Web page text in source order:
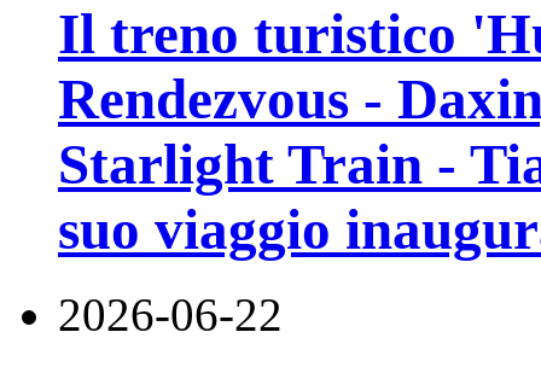
Il treno turistico
Rendezvous -
Starlight Train -
suo viaggio
2026-06-22